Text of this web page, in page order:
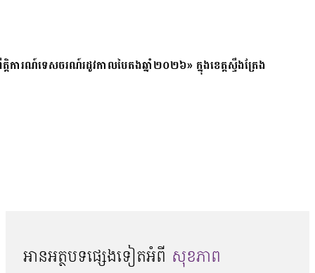
ារណ៍ទេសចរណ៍រដូវកាលបៃតងឆ្នាំ២០២៦» ក្នុងខេត្តស្ទឹងត្រែង
អានអត្ថបទផ្សេងទៀតអំពី សុខភាព